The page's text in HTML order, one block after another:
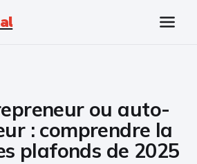
ou auto-
: comprendre la
plafonds de 2025